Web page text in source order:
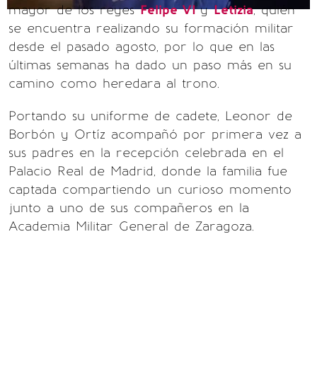
mayor de los reyesFelipe VIyLetizia, quién
se encuentra realizando su formación militar
desde el pasado agosto, por lo que en las
últimas semanas ha dado un paso más en su
camino como heredara al trono.
Portando su uniforme de cadete, Leonor de
Borbón y Ortíz acompañó por primera vez a
sus padres en la recepción celebrada en el
Palacio Real de Madrid, donde la familia fue
captada compartiendo un curioso momento
junto a uno de sus compañeros en la
Academia Militar General de Zaragoza.